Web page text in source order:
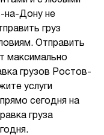
на-Дону не
груз
Отправить
максимально
грузов Ростов-
услуги
сегодня на
груза